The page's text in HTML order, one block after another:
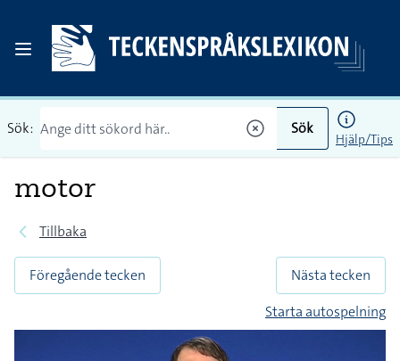
Sök: Sök
Hjälp/Tips
motor
Tillbaka
Föregående tecken
Nästa tecken
Starta autospelning